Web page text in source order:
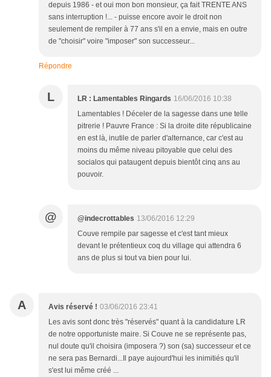
depuis 1986 - et oui mon bon monsieur, ça fait TRENTE ANS
sans interruption !... - puisse encore avoir le droit non
seulement de rempiler à 77 ans s'il en a envie, mais en outre
de "choisir" voire "imposer" son successeur...
Répondre
L LR : Lamentables Ringards 16/06/2016 10:38
Lamentables ! Déceler de la sagesse dans une telle
pitrerie ! Pauvre France : Si la droite dite républicaine
en est là, inutile de parler d'alternance, car c'est au
moins du même niveau pitoyable que celui des
socialos qui pataugent depuis bientôt cinq ans au
pouvoir.
@ @indecrottables 13/06/2016 12:29
Couve rempile par sagesse et c'est tant mieux
devant le prétentieux coq du village qui attendra 6
ans de plus si tout va bien pour lui.
A Avis réservé ! 03/06/2016 23:41
Les avis sont donc très "réservés" quant à la candidature LR
de notre opportuniste maire. Si Couve ne se représente pas,
nul doute qu'il choisira (imposera ?) son (sa) successeur et ce
ne sera pas Bernardi...Il paye aujourd'hui les inimitiés qu'il
s'est lui même créé ...